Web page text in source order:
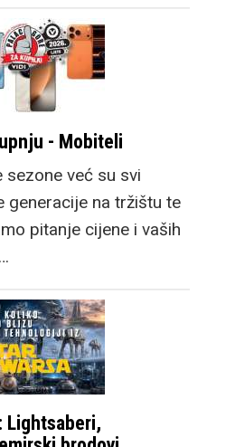
- Mobiteli
sezone već su svi
generacije na tržištu te
pitanje cijene i vaših
Lightsaberi,